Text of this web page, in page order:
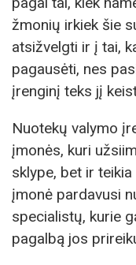
žmonių irkiek šie
atsižvelgti ir į tai,
pagausėti, nes
įrenginį teks jį
Nuotekų valymo
įmonės, kuri
sklype, bet ir
įmonė pardavusi
specialistų, kurie
pagalbą jos